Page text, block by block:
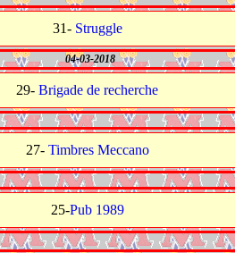
31- Struggle
04-03-2018
29- Brigade de recherche
27- Timbres Meccano
25-Pub 1989